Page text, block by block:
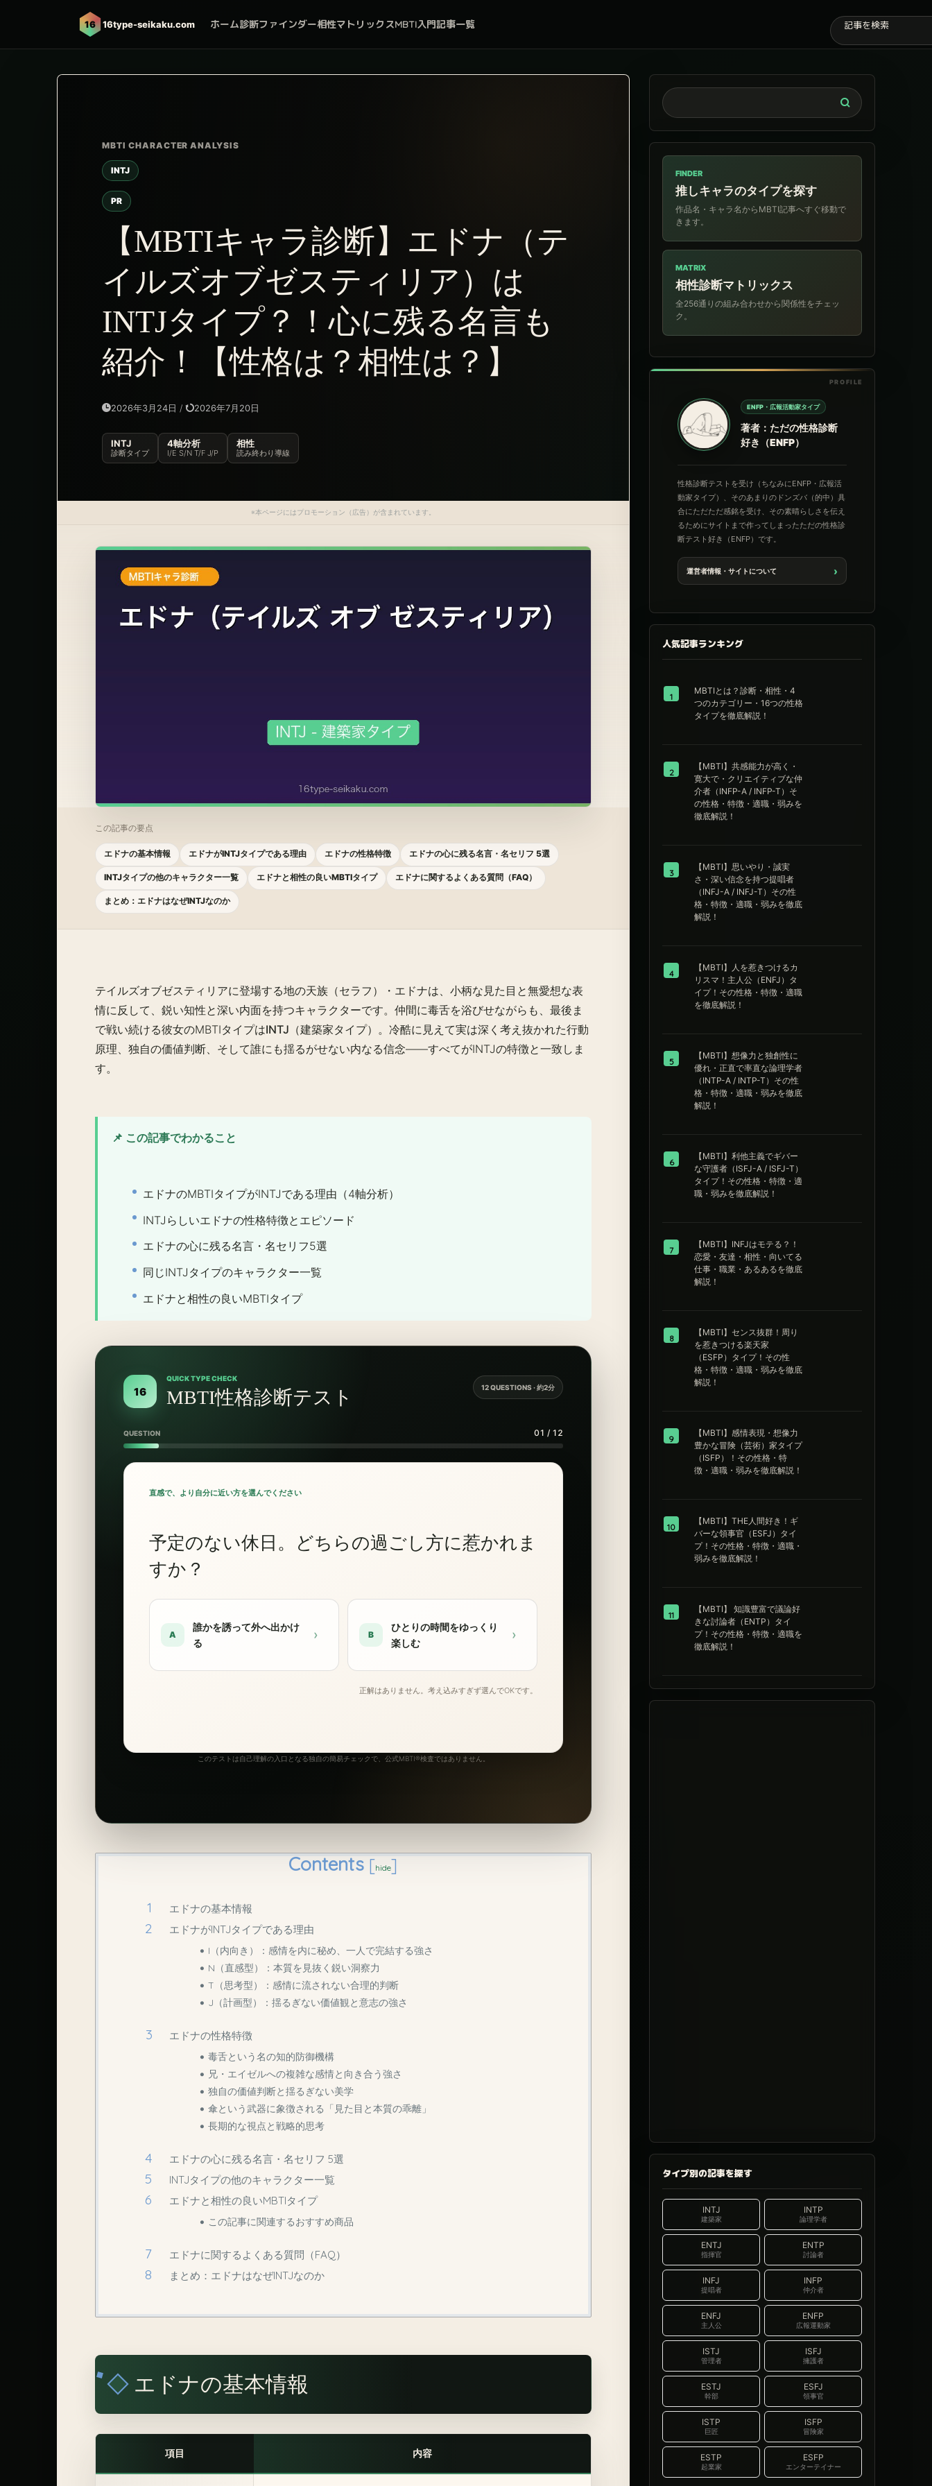
16 16type-seikaku.com ホーム診断ファインダー相性マトリックスMBTI入門記事一覧
INTJ
PR
【MBTIキャラ診断】エドナ（テ
イルズオブゼスティリア）は
INTJタイプ？！心に残る名言も
紹介！【性格は？相性は？】
2026年3月24日 / 2026年7月20日
INTJ
診断タイプ
4軸分析
I/E S/N T/F J/P
相性
読み終わり導線
※本ページにはプロモーション（広告）が含まれています。
この記事の要点
エドナの基本情報 エドナがINTJタイプである理由 エドナの性格特徴 エドナの心に残る名言・名セリフ 5選
INTJタイプの他のキャラクター一覧 エドナと相性の良いMBTIタイプ エドナに関するよくある質問（FAQ）
まとめ：エドナはなぜINTJなのか
テイルズオブゼスティリアに登場する地の天族（セラフ）・ エドナは、小柄な見た目と無愛想な表
情に反して、鋭い知性と深い内面を持つキャラクターです。仲間に毒舌を浴びせながらも、最後ま
で戦い続ける彼女のMBTIタイプはINTJ（建築家タイプ） 。冷酷に見えて実は深く考え抜かれた行動
原理、独自の価値判断、そして誰にも揺るがせない内なる信念——すべてがINTJの特徴と一致しま
す。
📌 この記事でわかること
エドナのMBTIタイプがINTJである理由（4軸分析）
INTJらしいエドナの性格特徴とエピソード
エドナの心に残る名言・名セリフ5選
同じINTJタイプのキャラクター一覧
エドナと相性の良いMBTIタイプ
16
QUICK TYPE CHECK
MBTI性格診断テスト 12 QUESTIONS · 約2分
QUESTION 01 / 12
直感で、より自分に近い方を選んでください
予定のない休日。どちらの過ごし方に惹かれま
すか？
A
誰かを誘って外へ出かけ
る
› B
ひとりの時間をゆっくり
楽しむ
›
正解はありません。考え込みすぎず選んでOKです。
このテストは自己理解の入口となる独自の簡易チェックで、公式MBTI®検査ではありません。
Contents [hide]
エドナの基本情報
エドナがINTJタイプである理由
I（内向き）：感情を内に秘め、一人で完結する強さ
N（直感型）：本質を見抜く鋭い洞察力
T（思考型）：感情に流されない合理的判断
J（計画型）：揺るぎない価値観と意志の強さ
エドナの性格特徴
毒舌という名の知的防御機構
兄・エイゼルへの複雑な感情と向き合う強さ
独自の価値判断と揺るぎない美学
傘という武器に象徴される「見た目と本質の乖離」
長期的な視点と戦略的思考
エドナの心に残る名言・名セリフ 5選
INTJタイプの他のキャラクター一覧
エドナと相性の良いMBTIタイプ
この記事に関連するおすすめ商品
エドナに関するよくある質問（FAQ）
まとめ：エドナはなぜINTJなのか
エドナの基本情報
項目 内容
FINDER
推しキャラのタイプを探す
作品名・キャラ名からMBTI記事へすぐ移動で
きます。
MATRIX
相性診断マトリックス
全256通りの組み合わせから関係性をチェッ
ク。
ENFP・広報活動家タイプ
著者：ただの性格診断
好き（ENFP）
性格診断テストを受け（ちなみにENFP・広報活
動家タイプ）、そのあまりのドンズバ（的中）具
合にただただ感銘を受け、その素晴らしさを伝え
るためにサイトまで作ってしまったただの性格診
断テスト好き（ENFP）です。
運営者情報・サイトについて ›
人気記事ランキング
1
MBTIとは？診断・相性・4
つのカテゴリー・16つの性格
タイプを徹底解説！
2
【MBTI】共感能力が高く・
寛大で・クリエイティブな仲
介者（INFP-A / INFP-T）そ
の性格・特徴・適職・弱みを
徹底解説！
3
【MBTI】思いやり・誠実
さ・深い信念を持つ提唱者
（INFJ-A / INFJ-T）その性
格・特徴・適職・弱みを徹底
解説！
4
【MBTI】人を惹きつけるカ
リスマ！主人公（ENFJ）タ
イプ！その性格・特徴・適職
を徹底解説！
5
【MBTI】想像力と独創性に
優れ・正直で率直な論理学者
（INTP-A / INTP-T）その性
格・特徴・適職・弱みを徹底
解説！
6
【MBTI】利他主義でギバー
な守護者（ISFJ-A / ISFJ-T）
タイプ！その性格・特徴・適
職・弱みを徹底解説！
7
【MBTI】INFJはモテる？！
恋愛・友達・相性・向いてる
仕事・職業・あるあるを徹底
解説！
8
【MBTI】センス抜群！周り
を惹きつける楽天家
（ESFP）タイプ！その性
格・特徴・適職・弱みを徹底
解説！
9
【MBTI】感情表現・想像力
豊かな冒険（芸術）家タイプ
（ISFP）！その性格・特
徴・適職・弱みを徹底解説！
10
【MBTI】THE人間好き！ギ
バーな領事官（ESFJ）タイ
プ！その性格・特徴・適職・
弱みを徹底解説！
11
【MBTI】 知識豊富で議論好
きな討論者（ENTP）タイ
プ！その性格・特徴・適職を
徹底解説！
タイプ別の記事を探す
INTJ
建築家
INTP
論理学者
ENTJ
指揮官
ENTP
討論者
INFJ
提唱者
INFP
仲介者
ENFJ
主人公
ENFP
広報運動家
ISTJ
管理者
ISFJ
擁護者
ESTJ
幹部
ESFJ
領事官
ISTP
巨匠
ISFP
冒険家
ESTP
起業家
ESFP
エンターテイナー